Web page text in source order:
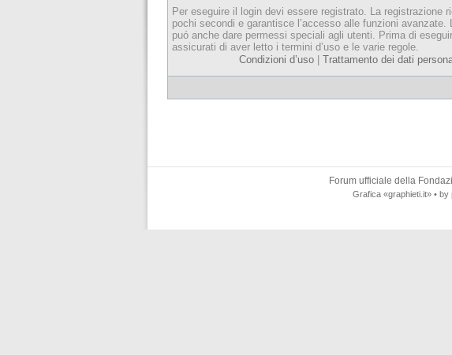
Per eseguire il login devi essere registrato. La registrazione
pochi secondi e garantisce l’accesso alle funzioni avanzate.
puó anche dare permessi speciali agli utenti. Prima di
assicurati di aver letto i termini d’uso e le varie regole.
Condizioni d’uso
Trattamento dei dati
Forum ufficiale della
Grafica «graphieti.it» • by